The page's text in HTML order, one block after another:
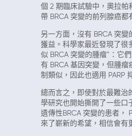
個 2 期臨床試驗中，奧拉帕
帶 BRCA 突變的前列腺癌都
另一方面，沒有 BRCA 突變
獲益。科學家最近發現了很
似 BRCA 突變的腫瘤”：它
有 BRCA 基因突變，但腫瘤
制類似，因此也適用 PARP
總而言之，即使對於最難治
學研究也開始撕開了一些口
遺傳性 BRCA 突變的患者，
來了嶄新的希望， 相信會有